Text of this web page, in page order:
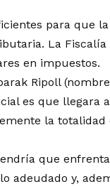
para que la
La Fiscalía
en impuestos.
Ripoll
es que llegara
la
que
adeudado y,